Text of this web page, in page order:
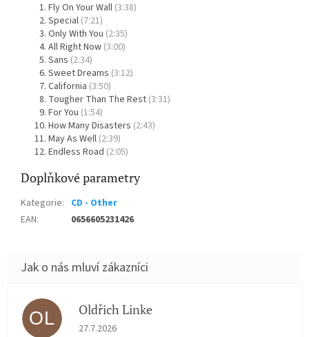
Fly On Your Wall (3:38)
Special (7:21)
Only With You (2:35)
All Right Now (3:00)
Sans (2:34)
Sweet Dreams (3:12)
California (3:50)
Tougher Than The Rest (3:31)
For You (1:54)
How Many Disasters (2:43)
May As Well (2:39)
Endless Road (2:05)
Doplňkové parametry
Kategorie: CD - Other
EAN: 0656605231426
OL Oldřich Linke
Hodnocení obchodu je 5 z 5 hvězdiček.
27.7.2026